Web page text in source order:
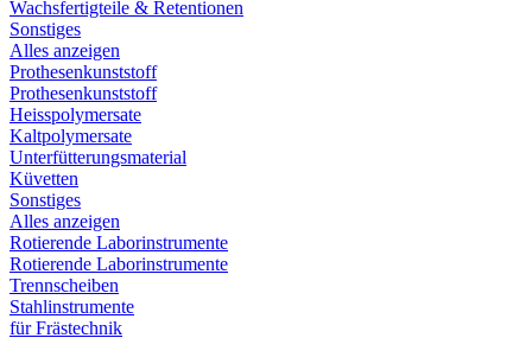
Wachsfertigteile & Retentionen
Sonstiges
Alles anzeigen
Prothesenkunststoff
Prothesenkunststoff
Heisspolymersate
Kaltpolymersate
Unterfütterungsmaterial
Küvetten
Sonstiges
Alles anzeigen
Rotierende Laborinstrumente
Rotierende Laborinstrumente
Trennscheiben
Stahlinstrumente
für Frästechnik